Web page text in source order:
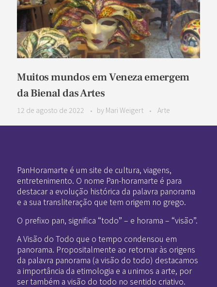
Muitos mundos em Veneza emergem
da Bienal das Artes
12 de agosto de 2022 by Mari Weigert Arte
PanHoramarte é um site de cultura, viagens,
entretenimento. O nome Pan-horamarte é para
destacar a evolução histórica da palavra panorama
e a sua transliteração que tem origem no grego.
O prefixo pan, significa “todo” – e horama – “visão”.
A Visão do Todo que o tempo condensou em
panorama. Propositalmente ao retornar às origens
da palavra panorama (a visão do todo) destacamos
a importância da etimologia e a unimos a arte, por
ser também a visão do todo no sentido criativo.